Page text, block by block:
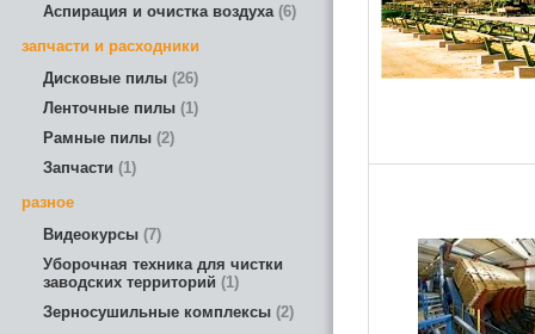
Аспирация и очистка воздуха 6
запчасти и расходники
Дисковые пилы 26
Ленточные пилы 1
Рамные пилы 2
Запчасти
1
разное
Видеокурсы 7
Уборочная техника для чистки
заводских территорий
1
Зерносушильные комплексы 2